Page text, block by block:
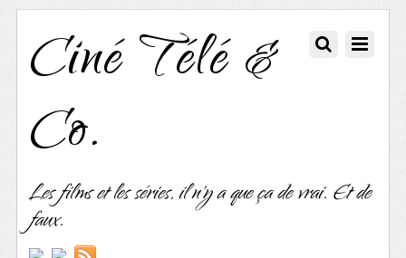
Ciné Télé &
Co.
Les films et les séries, il n'y a que ça de vrai. Et de
faux.